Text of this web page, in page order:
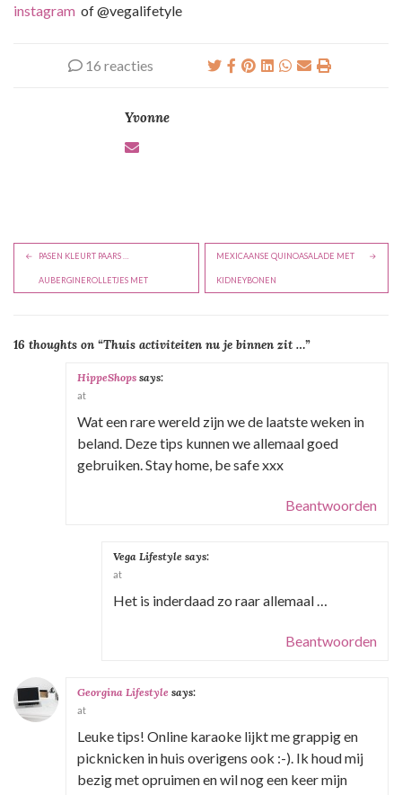
instagram of @vegalifetyle
16 reacties
Yvonne
B
c
PASEN KLEURT PAARS …
AUBERGINEROLLETJES MET
MEXICAANSE QUINOASALADE MET
KIDNEYBONEN
16 thoughts on “Thuis activiteiten nu je binnen zit …”
HippeShops says:
at
Wat een rare wereld zijn we de laatste weken in
beland. Deze tips kunnen we allemaal goed
gebruiken. Stay home, be safe xxx
Beantwoorden
Vega Lifestyle says:
at
Het is inderdaad zo raar allemaal …
Beantwoorden
Georgina Lifestyle says:
at
Leuke tips! Online karaoke lijkt me grappig en
picknicken in huis overigens ook :-). Ik houd mij
bezig met opruimen en wil nog een keer mijn